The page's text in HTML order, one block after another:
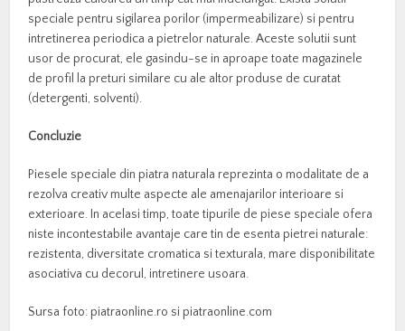
speciale pentru sigilarea porilor (impermeabilizare) si pentru
intretinerea periodica a pietrelor naturale. Aceste solutii sunt
usor de procurat, ele gasindu-se in aproape toate magazinele
de profil la preturi similare cu ale altor produse de curatat
(detergenti, solventi).
Concluzie
Piesele speciale din piatra naturala reprezinta o modalitate de a
rezolva creativ multe aspecte ale amenajarilor interioare si
exterioare. In acelasi timp, toate tipurile de piese speciale ofera
niste incontestabile avantaje care tin de esenta pietrei naturale:
rezistenta, diversitate cromatica si texturala, mare disponibilitate
asociativa cu decorul, intretinere usoara.
Sursa foto: piatraonline.ro si piatraonline.com